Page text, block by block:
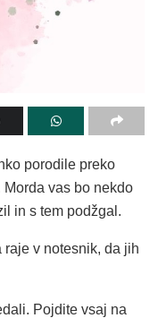
porodile preko
vas bo nekdo
in s tem podžgal.
v notesnik, da jih
Pojdite vsaj na